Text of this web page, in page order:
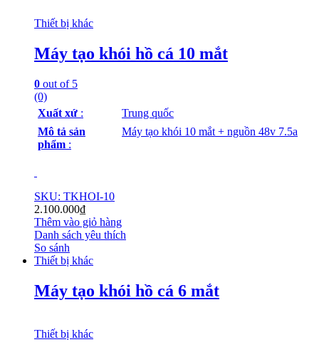
Thiết bị khác
Máy tạo khói hồ cá 10 mắt
0 out of 5
(0)
Xuất xứ :
Trung quốc
Mô tả sản
phẩm :
Máy tạo khói 10 mắt + nguồn 48v 7.5a
SKU: TKHOI-10
2.100.000₫
Thêm vào giỏ hàng
Danh sách yêu thích
So sánh
Thiết bị khác
Máy tạo khói hồ cá 6 mắt
Thiết bị khác